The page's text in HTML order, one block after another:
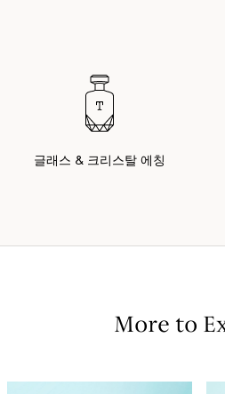
글래스 & 크리스탈 에칭
More to